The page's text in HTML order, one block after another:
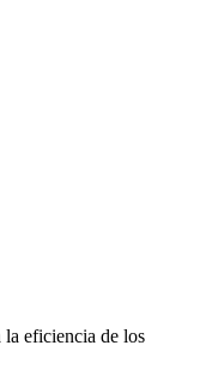
eficiencia de los